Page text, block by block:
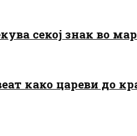
секој знак во
како цареви до